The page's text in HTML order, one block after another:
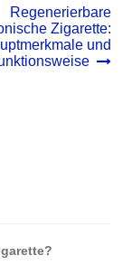
Nächster
Beitrag:
Regenerierbare
Zigarette:
und